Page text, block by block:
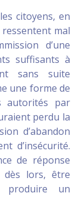
citoyens, en
mal
d’une
suffisants à
sans suite
une forme de
autorités par
perdu la
d’abandon
d’insécurité.
de réponse
lors, être
produire un